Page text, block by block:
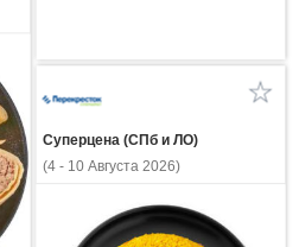
Суперцена (СПб и ЛО)
(4 - 10 Августа 2026)